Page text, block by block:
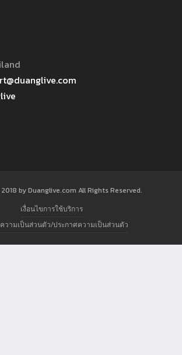
by Duanglive.com All Rights Reserved.
เงื่อนไขการใช้บริการ
วามเป็นส่วนตัว/ประกาศความเป็นส่วนตัว